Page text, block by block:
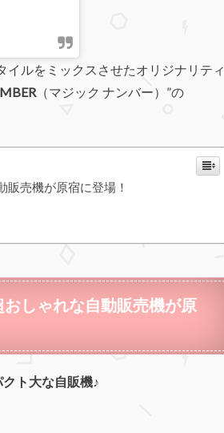
ルをミックスさせたオリジナリティ
（マジック ナンバー）”の
販売機が原宿に登場！
おしゃれな自動販売機が原
クト大な自販機♪